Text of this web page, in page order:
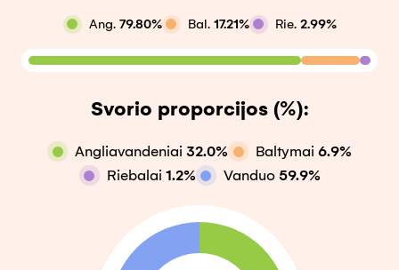
Ang. 79.80% Bal. 17.21% Rie. 2.99%
Svorio proporcijos (%):
Angliavandeniai 32.0% Baltymai 6.9%
Riebalai 1.2% Vanduo 59.9%